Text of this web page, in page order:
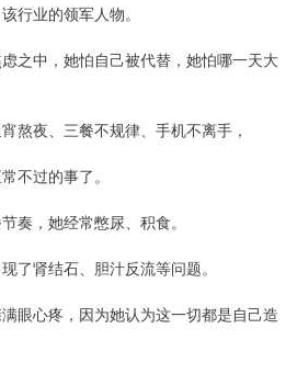
行业的领军人物。
之中，她怕自己被代替，她怕哪一天大
熬夜、三餐不规律、手机不离手，
不过的事了。
奏，她经常憋尿、积食。
了肾结石、胆汁反流等问题。
眼心疼，因为她认为这一切都是自己造